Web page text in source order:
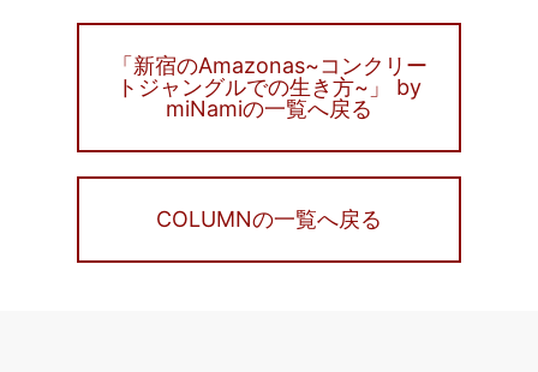
「新宿のAmazonas~コンクリー
トジャングルでの生き方~」 by
miNamiの一覧へ戻る
COLUMNの一覧へ戻る